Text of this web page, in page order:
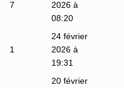
7
2026 à
08:20
1
24 février
2026 à
19:31
20 février